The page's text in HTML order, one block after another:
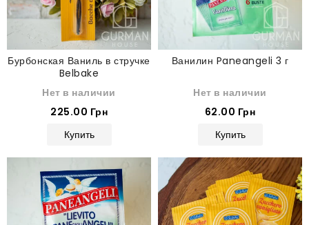
Бурбонская Ваниль в стручке
Belbake
Нет в наличии
225.00 Грн
Купить
Ванилин Paneangeli 3 г
Нет в наличии
62.00 Грн
Купить